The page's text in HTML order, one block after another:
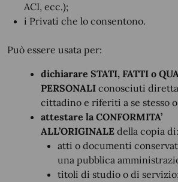
ACI, ecc.);
i Privati che lo consentono.
Può essere usata per:
dichiarare STATI, FATTI o
PERSONALI conosciuti
cittadino e riferiti a se stesso
attestare la CONFORMITA’
ALL’ORIGINALE della copia di:
atti o documenti
una pubblica
titoli di studio o di servizio;